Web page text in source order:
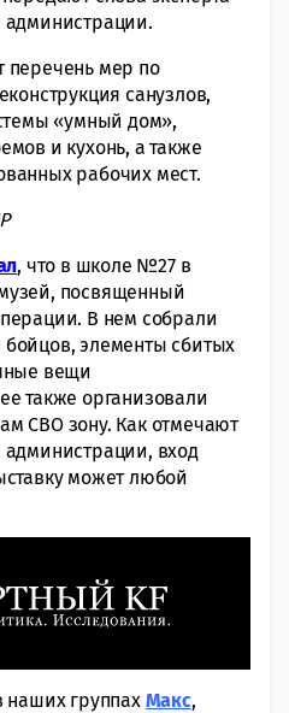
администрации.
перечень мер по
санузлов,
«умный дом»,
и кухонь, а также
рабочих мест.
, что в школе №27 в
посвященный
В нем собрали
элементы сбитых
вещи
также организовали
СВО зону. Как отмечают
администрации, вход
может любой
наших группах Макс,